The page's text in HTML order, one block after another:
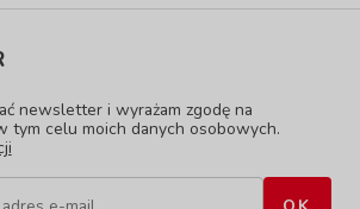
newsletter i wyrażam zgodę na
tym celu moich danych osobowych.